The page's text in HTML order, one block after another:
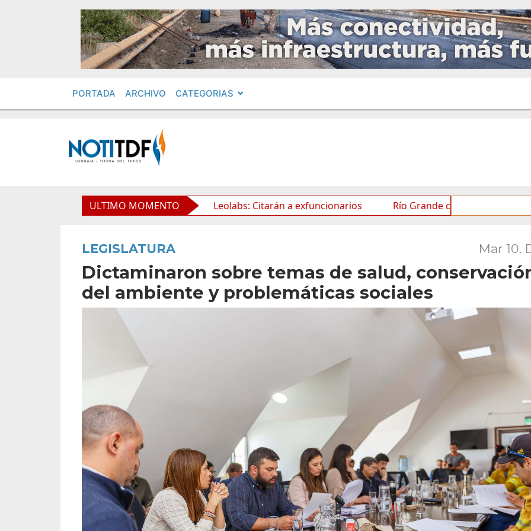
PORTADA ARCHIVO CATEGORIAS
ULTIMO MOMENTO
de la Propiedad Privada Leolabs: Citarán a exfuncionarios Río Grande celebra el Mes de las
LEGISLATURA Mar 10.
Dictaminaron sobre temas de salud,
del ambiente y problemáticas sociales